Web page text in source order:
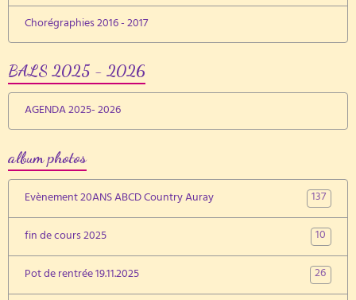
Chorégraphies 2016 - 2017
BALS 2025 - 2026
AGENDA 2025- 2026
album photos
Evènement 20ANS ABCD Country Auray
137
fin de cours 2025
10
Pot de rentrée 19.11.2025
26